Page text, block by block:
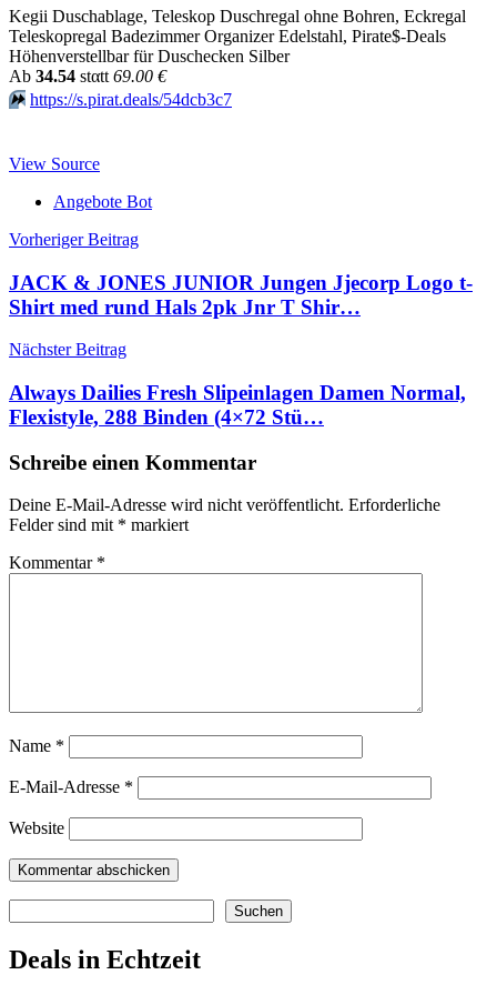
Kegii Duschablage, Teleskop Duschregal ohne Bohren, Eckregal
Teleskopregal Badezimmer Organizer Edelstahl, Pirate$-Deals
Höhenverstellbar für Duschecken Silber
Аb 34.54 stαtt 69.00 €
⏩️ https://s.pirat.deals/54dcb3c7
View Source
Angebote Bot
Beitragsnavigation
Vorheriger Beitrag
JACK & JONES JUNIOR Jungen Jjecorp Logo t-
Shirt med rund Hals 2pk Jnr T Shir…
Nächster Beitrag
Always Dailies Fresh Slipeinlagen Damen Normal,
Flexistyle, 288 Binden (4×72 Stü…
Schreibe einen Kommentar
Deine E-Mail-Adresse wird nicht veröffentlicht. Erforderliche
Felder sind mit * markiert
Kommentar *
Name *
E-Mail-Adresse *
Website
Suchen
Deals in Echtzeit